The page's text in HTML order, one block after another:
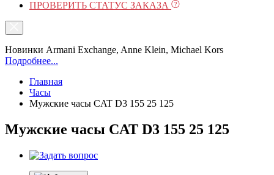
ПРОВЕРИТЬ СТАТУС ЗАКАЗА
Новинки Armani Exchange, Anne Klein, Michael Kors
Подробнее...
Главная
Часы
Мужские часы CAT D3 155 25 125
Мужские часы CAT D3 155 25 125